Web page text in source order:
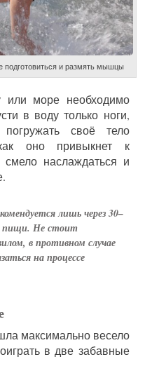
подготовиться и размять мышцы
или море необходимо
в воду только ноги,
своё тело
оно привыкнет к
наслаждаться и
лишь через 30–
пищи. Не стоит
в противном случае
на процессе
максимально весело
в две забавные